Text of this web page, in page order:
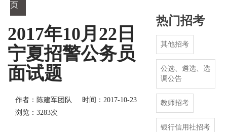
页
息 息 得 遴
选
用
社
介 们
2017年10月22日
宁夏招警公务员
面试题
作者：陈建军团队
时间：2017-10-23
浏览：3283次
热门招考
其他招考
公选、遴选、选
调公告
教师招考
银行信用社招考